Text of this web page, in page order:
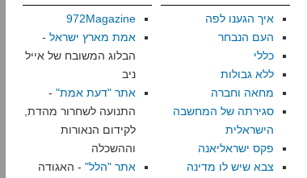
איך הגענו לפה
העם הנבחר
כללי
ללא גבולות
מחאה וחברה
סגירתה של המחשבה
הישראלית
פקס ישראליאנה
צבא שיש לו מדינה
972Magazine
אמת מארץ ישראל -
הבלוג המשובח של אייל
ניב
אתר "דעת אמת" -
התנועה לשחרור מהדת,
לקידום הנאורות
וההשכלה
אתר "הלל" - האגודה